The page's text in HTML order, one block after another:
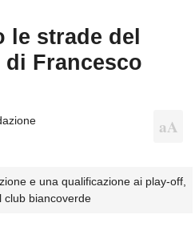
le strade del
di Francesco
e una qualificazione ai play-off,
club biancoverde